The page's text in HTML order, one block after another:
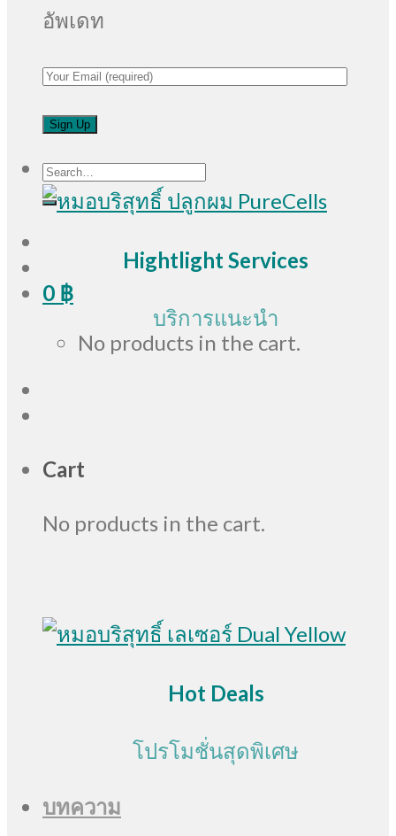
อัพเดท
Search
for:
0 ฿
No products in the cart.
Cart
No products in the cart.
Hightlight Services
บริการแนะนำ
Hot Deals
โปรโมชั่นสุดพิเศษ
บทความ